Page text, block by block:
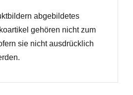
abgebildetes
gehören nicht zum
sie nicht ausdrücklich